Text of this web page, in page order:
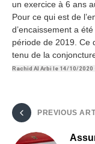
un exercice à 6 ans
Pour ce qui est de
d’encaissement a
période de 2019. Ce
tenu de la
Rachid Al Arbi le 14/10/2020
PREVIOUS